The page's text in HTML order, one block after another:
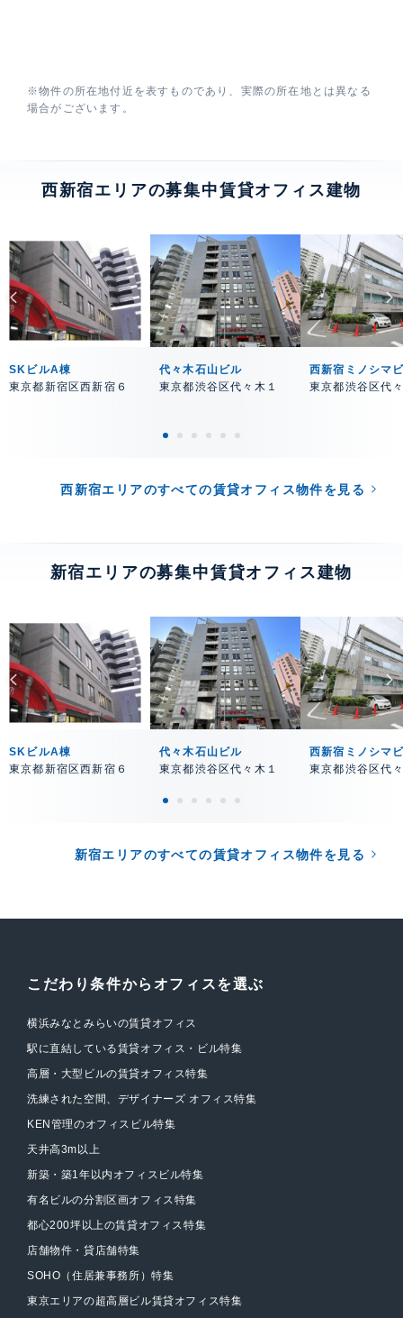
※物件の所在地付近を表すものであり、実際の所在地とは異なる
場合がございます。
西新宿エリアの募集中賃貸オフィス建物
SKビルA棟
東京都新宿区西新宿６
代々木石山ビル
東京都渋谷区代々木１
西新宿ミノシマ
東京都渋谷区代
西新宿エリアのすべての賃貸オフィス物件を見る
新宿エリアの募集中賃貸オフィス建物
SKビルA棟
東京都新宿区西新宿６
代々木石山ビル
東京都渋谷区代々木１
西新宿ミノシマ
東京都渋谷区代
新宿エリアのすべての賃貸オフィス物件を見る
こだわり条件からオフィスを選ぶ
横浜みなとみらいの賃貸オフィス
駅に直結している賃貸オフィス・ビル特集
高層・大型ビルの賃貸オフィス特集
洗練された空間、デザイナーズ オフィス特集
KEN管理のオフィスビル特集
天井高3m以上
新築・築1年以内オフィスビル特集
有名ビルの分割区画オフィス特集
都心200坪以上の賃貸オフィス特集
店舗物件・貸店舗特集
SOHO（住居兼事務所）特集
東京エリアの超高層ビル賃貸オフィス特集